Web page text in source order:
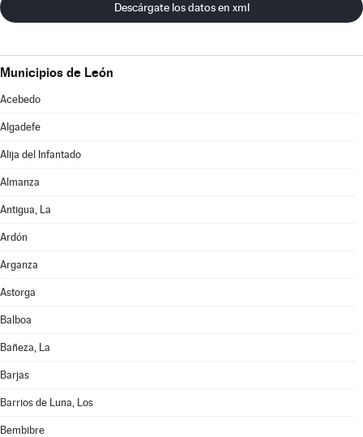
Descárgate los datos en xml
Municipios de León
Acebedo
Algadefe
Alija del Infantado
Almanza
Antigua, La
Ardón
Arganza
Astorga
Balboa
Bañeza, La
Barjas
Barrios de Luna, Los
Bembibre